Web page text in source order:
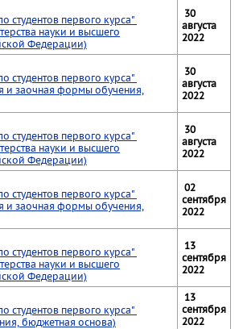
студентов первого курса"
науки и высшего
Федерации)
30
августа
2022
студентов первого курса"
и заочная формы обучения,
30
августа
2022
студентов первого курса"
науки и высшего
Федерации)
30
августа
2022
студентов первого курса"
и заочная формы обучения,
02
сентября
2022
студентов первого курса"
науки и высшего
Федерации)
13
сентября
2022
студентов первого курса"
бюджетная основа)
13
сентября
2022